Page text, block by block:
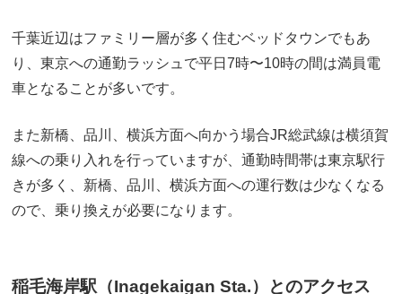
千葉近辺はファミリー層が多く住むベッドタウンでもあ
り、東京への通勤ラッシュで平日7時〜10時の間は満員電
車となることが多いです。
また新橋、品川、横浜方面へ向かう場合JR総武線は横須賀
線への乗り入れを行っていますが、通勤時間帯は東京駅行
きが多く、新橋、品川、横浜方面への運行数は少なくなる
ので、乗り換えが必要になります。
稲毛海岸駅（Inagekaigan Sta.）とのアクセス